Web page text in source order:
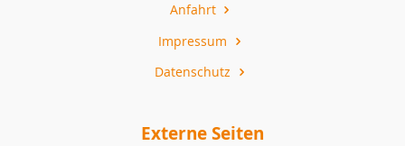
Anfahrt
Impressum
Datenschutz
Externe Seiten